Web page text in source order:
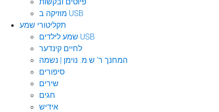
מוזיקה ב USB
תקליטורי שמע
שמע לילדים USB
לחיים קינדער
המחנך ר' ש.מ. נוימן | נשמה
סיפורים
שירים
חגים
אידיש